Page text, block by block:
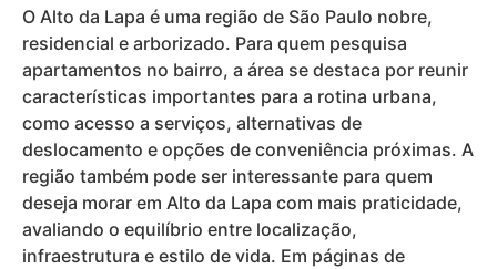
O Alto da Lapa é uma região de São Paulo nobre,
residencial e arborizado. Para quem pesquisa
apartamentos no bairro, a área se destaca por reunir
características importantes para a rotina urbana,
como acesso a serviços, alternativas de
deslocamento e opções de conveniência próximas. A
região também pode ser interessante para quem
deseja morar em Alto da Lapa com mais praticidade,
avaliando o equilíbrio entre localização,
infraestrutura e estilo de vida. Em páginas de